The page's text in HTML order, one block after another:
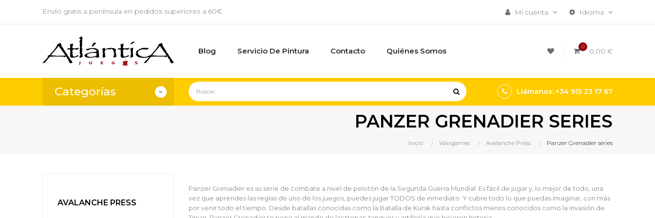
Envío gratis a península en pedidos superiores a 60€ Idioma
Mi cuenta
Blog Servicio De Pintura Contacto Quiénes Somos 0 0,00 €
Categorías Llámanos: +34 915 23 17 67
PANZER GRENADIER SERIES
Inicio Wargames Avalanche Press Panzer Grenadier series
AVALANCHE PRESS
Panzer Grenadier es su serie de combate a nivel de pelotón de la Segunda Guerra Mundial. Es fácil de jugar y, lo mejor de todo, una
vez que aprendes las reglas de uno de los juegos, puedes jugar TODOS de inmediato. Y cubre todo lo que puedas imaginar, con más
por venir todo el tiempo. Desde batallas conocidas como la Batalla de Kursk hasta conflictos menos conocidos como la invasión de